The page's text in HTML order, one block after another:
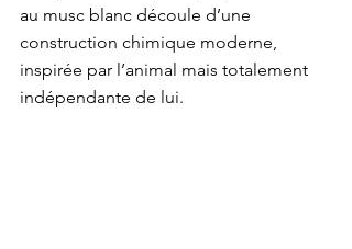
au musc blanc découle d’une
construction chimique moderne,
inspirée par l’animal mais totalement
indépendante de lui.